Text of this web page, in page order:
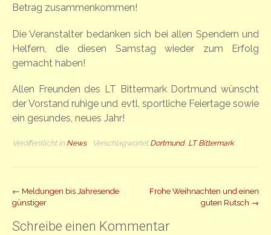
Betrag zusammenkommen!
Die Veranstalter bedanken sich bei allen Spendern und
Helfern, die diesen Samstag wieder zum Erfolg
gemacht haben!
Allen Freunden des LT Bittermark Dortmund wünscht
der Vorstand ruhige und evtl. sportliche Feiertage sowie
ein gesundes, neues Jahr!
Veröffentlicht in News Verschlagwortet Dortmund, LT Bittermark
Beitrag
Navigation
← Meldungen bis Jahresende
günstiger
Frohe Weihnachten und einen
guten Rutsch →
Schreibe einen Kommentar